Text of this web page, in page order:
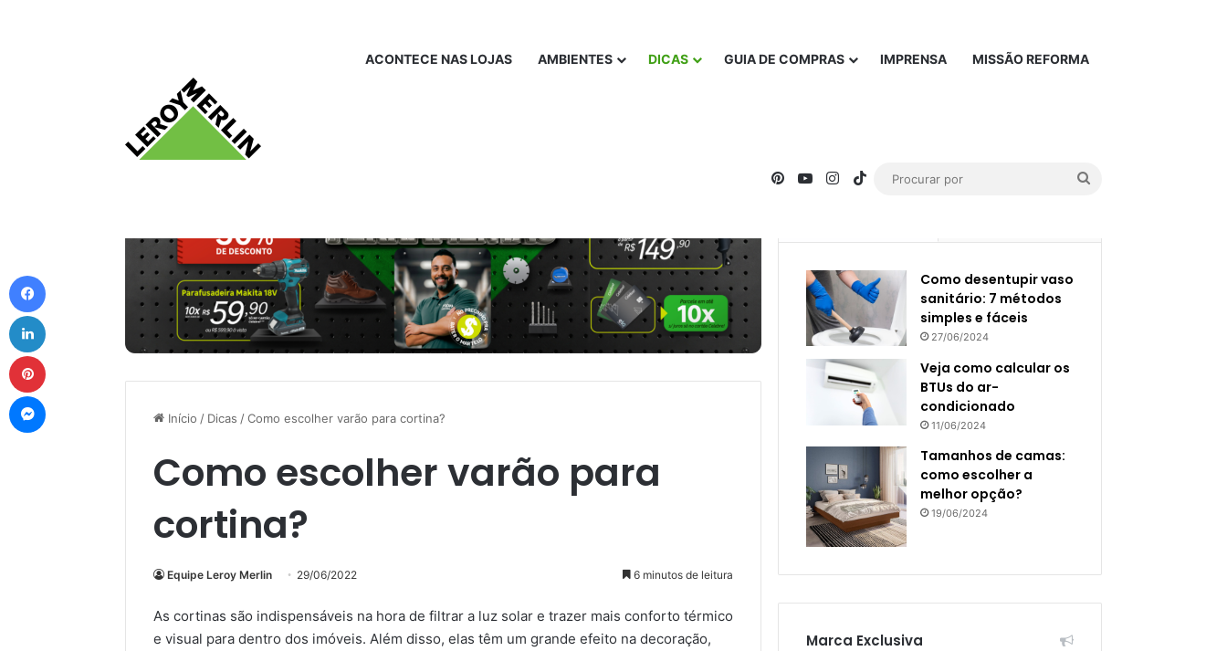
ACONTECE NAS LOJAS AMBIENTES DICAS GUIA DE COMPRAS IMPRENSA MISSÃO REFORMA
PinterestYouTubeInstagram
TikTok
Início / Dicas /Como escolher varão para cortina?
Como escolher varão para
cortina?
Equipe Leroy Merlin 29/06/2022 6 minutos de leitura
As cortinas são indispensáveis na hora de filtrar a luz solar e trazer mais conforto térmico
e visual para dentro dos imóveis. Além disso, elas têm um grande efeito na decoração,
Como desentupir vaso
sanitário: 7 métodos
simples e fáceis
27/06/2024
Veja como calcular os
BTUs do ar-
condicionado
11/06/2024
Tamanhos de camas:
como escolher a
melhor opção?
19/06/2024
Marca Exclusiva